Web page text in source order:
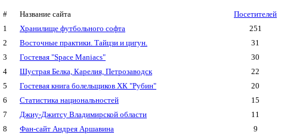
# Название сайта Посетителей
1
Хранилище футбольного софта 251
2
Восточные практики. Тайцзи и цигун. 31
3
Гостевая "Space Maniacs" 30
4
Шустрая Белка, Карелия, Петрозаводск 22
5
Гостевая книга болельщиков ХК "Рубин" 20
6
Статистика национальностей 15
7
Джиу-Джитсу Владимирской области 11
8
Фан-сайт Андрея Аршавина 9